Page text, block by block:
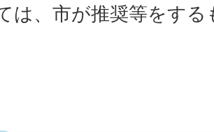
は、市が推奨等をす